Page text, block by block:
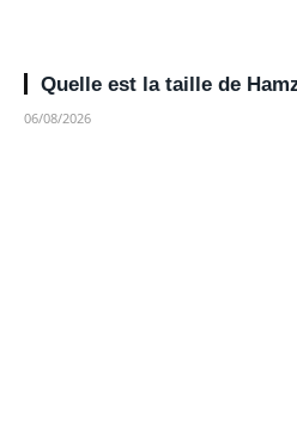
Quelle est la taille de
06/08/2026